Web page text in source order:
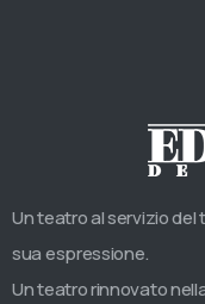
Un teatro al servizio
sua espressione.
Un teatro rinnovato